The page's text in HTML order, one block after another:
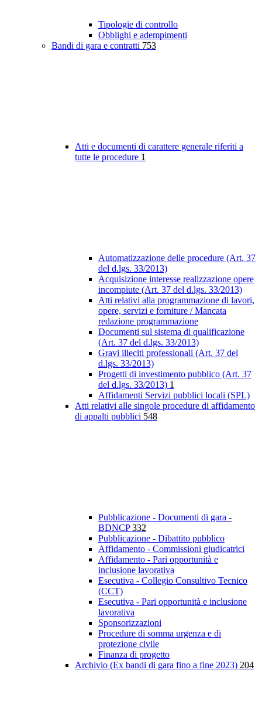
Tipologie di controllo
Obblighi e adempimenti
Bandi di gara e contratti 753
Atti e documenti di carattere generale riferiti a
tutte le procedure 1
Automatizzazione delle procedure (Art. 37
del d.lgs. 33/2013)
Acquisizione interesse realizzazione opere
incompiute (Art. 37 del d.lgs. 33/2013)
Atti relativi alla programmazione di lavori,
opere, servizi e forniture / Mancata
redazione programmazione
Documenti sul sistema di qualificazione
(Art. 37 del d.lgs. 33/2013)
Gravi illeciti professionali (Art. 37 del
d.lgs. 33/2013)
Progetti di investimento pubblico (Art. 37
del d.lgs. 33/2013) 1
Affidamenti Servizi pubblici locali (SPL)
Atti relativi alle singole procedure di affidamento
di appalti pubblici 548
Pubblicazione - Documenti di gara -
BDNCP332
Pubblicazione - Dibattito pubblico
Affidamento - Commissioni giudicatrici
Affidamento - Pari opportunità e
inclusione lavorativa
Esecutiva - Collegio Consultivo Tecnico
(CCT)
Esecutiva - Pari opportunità e inclusione
lavorativa
Sponsorizzazioni
Procedure di somma urgenza e di
protezione civile
Finanza di progetto
Archivio (Ex bandi di gara fino a fine 2023) 204